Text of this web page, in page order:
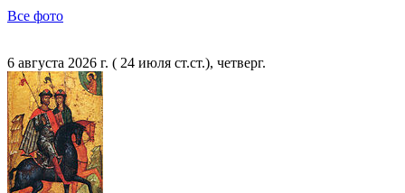
Все фото
6 августа 2026 г. ( 24 июля ст.ст.), четверг.